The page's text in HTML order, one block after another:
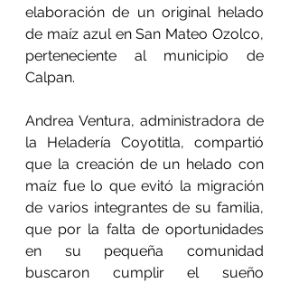
elaboración de un original helado
de maíz azul en San Mateo Ozolco,
perteneciente al municipio de
Calpan.
Andrea Ventura, administradora de
la Heladería Coyotitla, compartió
que la creación de un helado con
maíz fue lo que evitó la migración
de varios integrantes de su familia,
que por la falta de oportunidades
en su pequeña comunidad
buscaron cumplir el sueño